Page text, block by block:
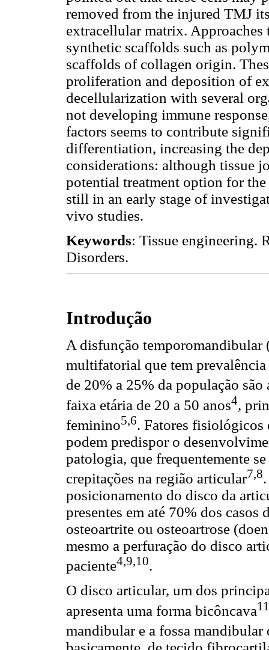
removed from the injured TMJ
extracellular matrix.
synthetic scaffolds such as
scaffolds of collagen origin.
proliferation and deposition of
decellularization with several
not developing immune
factors seems to contribute
differentiation, increasing the
considerations: although tissue
potential treatment option for
still in an early stage of
vivo studies.
Keywords: Tissue engineering.
Disorders.
Introdução
A disfunção
multifatorial que tem
de 20% a 25% da população são
faixa etária de 20 a 50 anos4,
feminino5,6. Fatores fisiológicos
podem predispor o
patologia, que frequentemente
crepitações na região articular7,8
posicionamento do disco da
presentes em até 70% dos
osteoartrite ou osteoartrose
mesmo a perfuração do disco
paciente4,9,10.
O disco articular, um dos
apresenta uma forma bicôncava11
mandibular e a fossa mandibular